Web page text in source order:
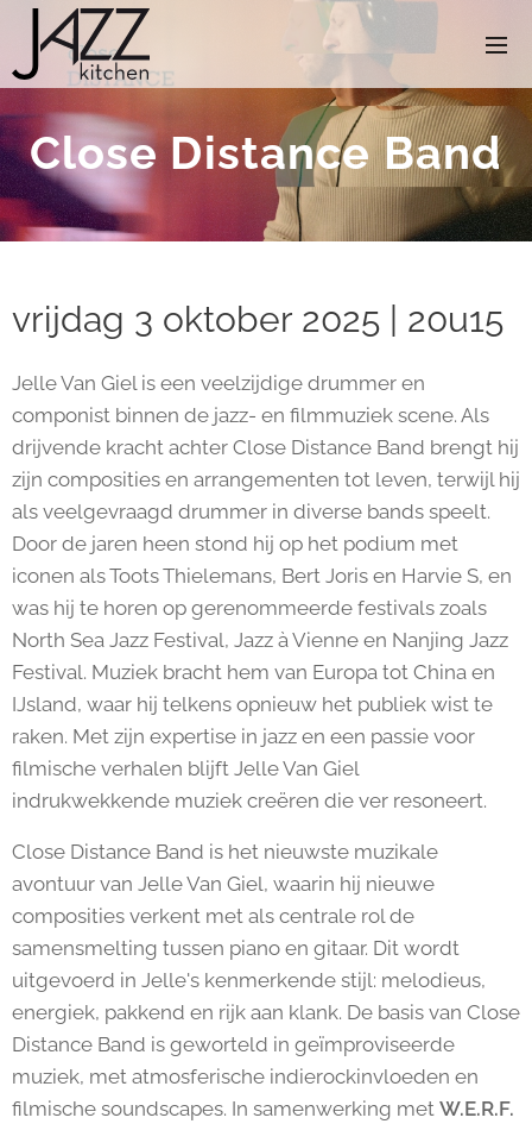
Close Distance Band
vrijdag 3 oktober 2025 | 20u15
Jelle Van Giel is een veelzijdige drummer en
componist binnen de jazz- en filmmuziek scene. Als
drijvende kracht achter Close Distance Band brengt hij
zijn composities en arrangementen tot leven, terwijl hij
als veelgevraagd drummer in diverse bands speelt.
Door de jaren heen stond hij op het podium met
iconen als Toots Thielemans, Bert Joris en Harvie S, en
was hij te horen op gerenommeerde festivals zoals
North Sea Jazz Festival, Jazz à Vienne en Nanjing Jazz
Festival. Muziek bracht hem van Europa tot China en
IJsland, waar hij telkens opnieuw het publiek wist te
raken. Met zijn expertise in jazz en een passie voor
filmische verhalen blijft Jelle Van Giel
indrukwekkende muziek creëren die ver resoneert.
Close Distance Band is het nieuwste muzikale
avontuur van Jelle Van Giel, waarin hij nieuwe
composities verkent met als centrale rol de
samensmelting tussen piano en gitaar. Dit wordt
uitgevoerd in Jelle's kenmerkende stijl: melodieus,
energiek, pakkend en rijk aan klank. De basis van Close
Distance Band is geworteld in geïmproviseerde
muziek, met atmosferische indierockinvloeden en
filmische soundscapes. In samenwerking met W.E.R.F.